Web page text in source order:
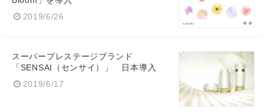
2019/6/26
スーパープレステージブランド
「SENSAI（センサイ）」 日本導入
2019/6/17